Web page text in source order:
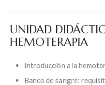
UNIDAD
HEMOTERAPIA
Introducción a la
Banco de sangre: